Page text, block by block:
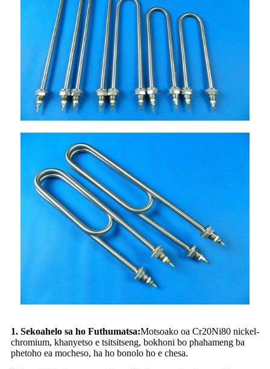
1. Sekoahelo sa ho Futhumatsa:Motsoako oa Cr20Ni80 nickel-
chromium, khanyetso e tsitsitseng, bokhoni bo phahameng ba
phetoho ea mocheso, ha ho bonolo ho e chesa.